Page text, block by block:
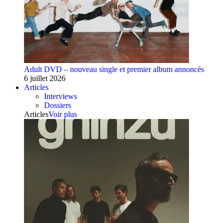
Adult DVD – nouveau single et premier album annoncés
6 juillet 2026
Articles
Interviews
Dossiers
ArticlesVoir plus